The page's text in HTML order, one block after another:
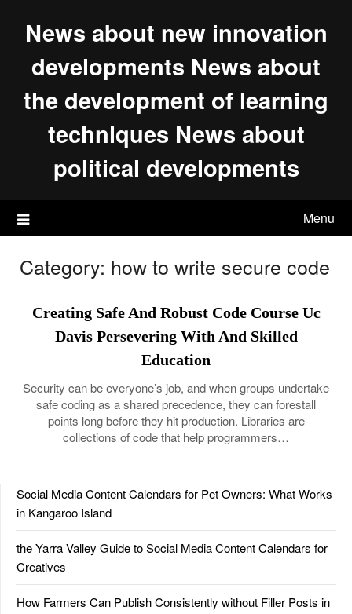
News about new innovation
developments News about
the development of learning
techniques News about
political developments
Menu
Category: how to write secure code
Creating Safe And Robust Code Course Uc
Davis Persevering With And Skilled
Education
Security can be everyone’s job, and when groups undertake
safe coding as a shared precedence, they can forestall
points long before they hit production. Libraries are
collections of code that help programmers…
Social Media Content Calendars for Pet Owners: What Works
in Kangaroo Island
the Yarra Valley Guide to Social Media Content Calendars for
Creatives
How Farmers Can Publish Consistently without Filler Posts in